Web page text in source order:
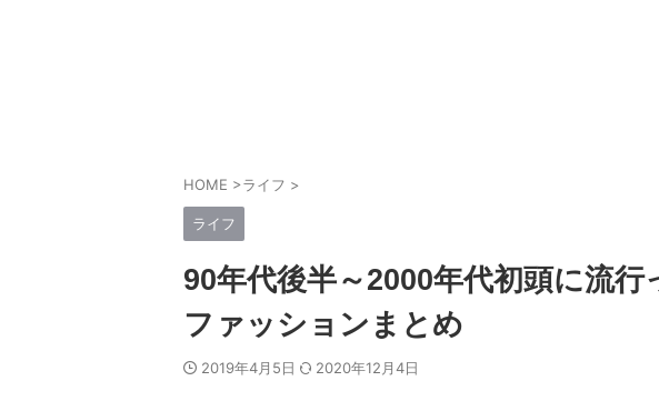
HOME >ライフ >
ライフ
90年代後半～2000年代初頭に流
ファッションまとめ
2019年4月5日 2020年12月4日